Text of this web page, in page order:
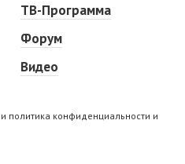
ТВ-Программа
Форум
Видео
политика конфиденциальности и